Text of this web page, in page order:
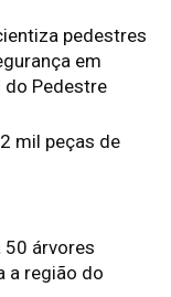
pedestres
em
do Pedestre
mil peças de
árvores
a região do